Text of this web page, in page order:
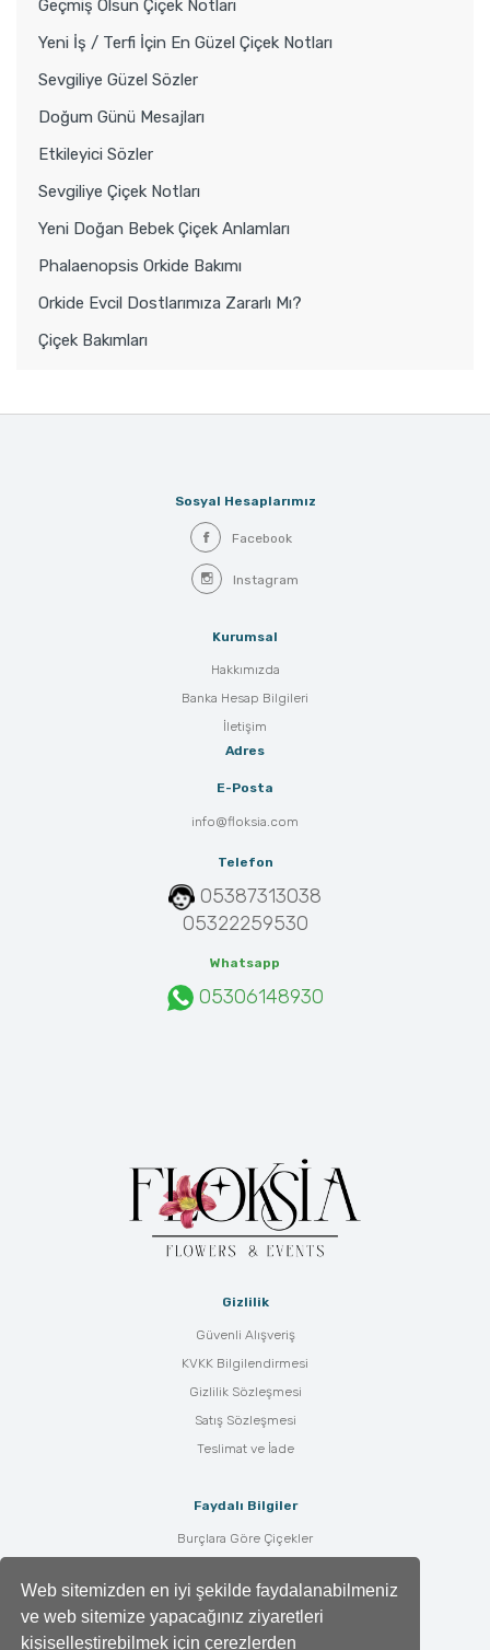
Web sitemizden en iyi şekilde faydalanabilmeniz
ve web sitemize yapacağınız ziyaretleri
kişiselleştirebilmek için çerezlerden
Geçmiş Olsun Çiçek Notları
Yeni İş / Terfi İçin En Güzel Çiçek Notları
Sevgiliye Güzel Sözler
Doğum Günü Mesajları
Etkileyici Sözler
Sevgiliye Çiçek Notları
Yeni Doğan Bebek Çiçek Anlamları
Phalaenopsis Orkide Bakımı
Orkide Evcil Dostlarımıza Zararlı Mı?
Çiçek Bakımları
Sosyal Hesaplarımız
Facebook
Instagram
Kurumsal
Hakkımızda
Banka Hesap Bilgileri
İletişim
Adres
E-Posta
info@floksia.com
Telefon
05387313038
05322259530
Whatsapp
05306148930
Gizlilik
Güvenli Alışveriş
KVKK Bilgilendirmesi
Gizlilik Sözleşmesi
Satış Sözleşmesi
Teslimat ve İade
Faydalı Bilgiler
Burçlara Göre Çiçekler
Çiçek Anlamları
Tüm Blog Yazıları